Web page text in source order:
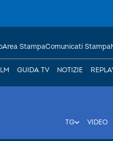
GUIDA TV NOTIZIE
Area StampaComunicati Stampa
TG VIDEO